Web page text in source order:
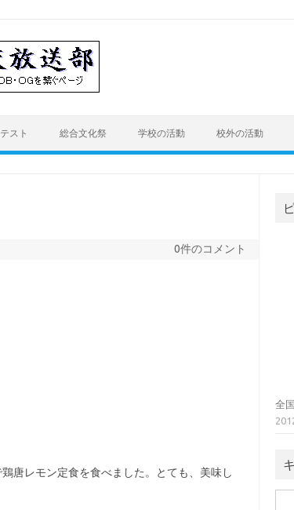
スト 総合文化祭 学校の活動 校外の活動
0件のコメント
唐レモン定食を食べました。とても、美味し
全